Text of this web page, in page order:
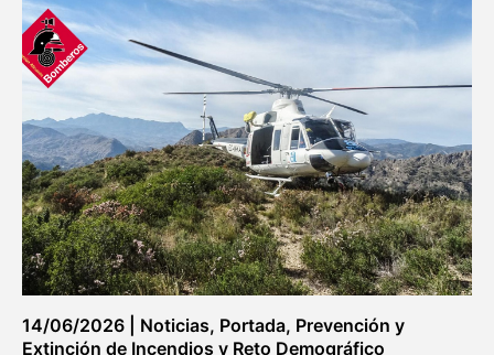
14/06/2026 Noticias, Portada, Prevención y
Extinción de Incendios y Reto Demográfico